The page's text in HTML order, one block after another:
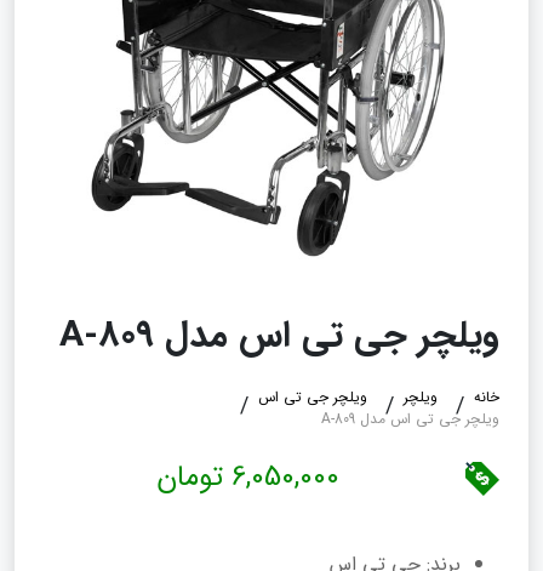
ویلچر جی تی اس مدل 809-A
خانه ویلچر
ویلچر جی تی اس
ویلچر جی تی اس مدل 809-A
6,050,000 تومان
برند: جی تی اس